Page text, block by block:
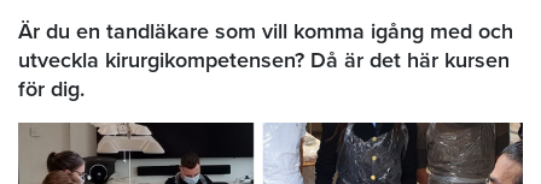
Är du en tandläkare som vill komma igång med och
utveckla kirurgikompetensen? Då är det här kursen
för dig.